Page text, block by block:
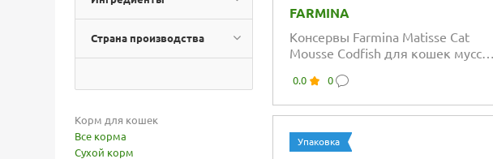
Страна производства
Корм для кошек
Все корма
Сухой корм
FARMINA
Консервы Farmina Matisse Cat
Mousse Codfish для кошек мусс с
0.0 0
Упаковка